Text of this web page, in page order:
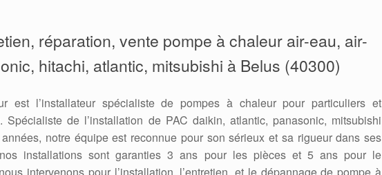
réparation, vente pompe à chaleur air-eau, air-
hitachi, atlantic, mitsubishi à Belus (40300)
est l’installateur spécialiste de pompes à chaleur pour particuliers et
Spécialiste de l’installation de PAC daikin, atlantic, panasonic, mitsubishi
notre équipe est reconnue pour son sérieux et sa rigueur dans ses
installations sont garanties 3 ans pour les pièces et 5 ans pour le